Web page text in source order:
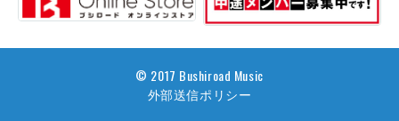
© 2017 Bushiroad Music
外部送信ポリシー